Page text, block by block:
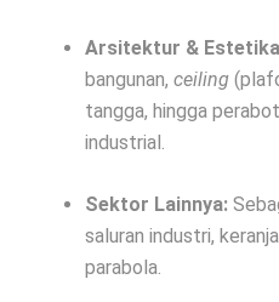
Arsitektur &
bangunan, ceiling
tangga, hingga
industrial.
Sektor Lainnya:
saluran industri,
parabola.